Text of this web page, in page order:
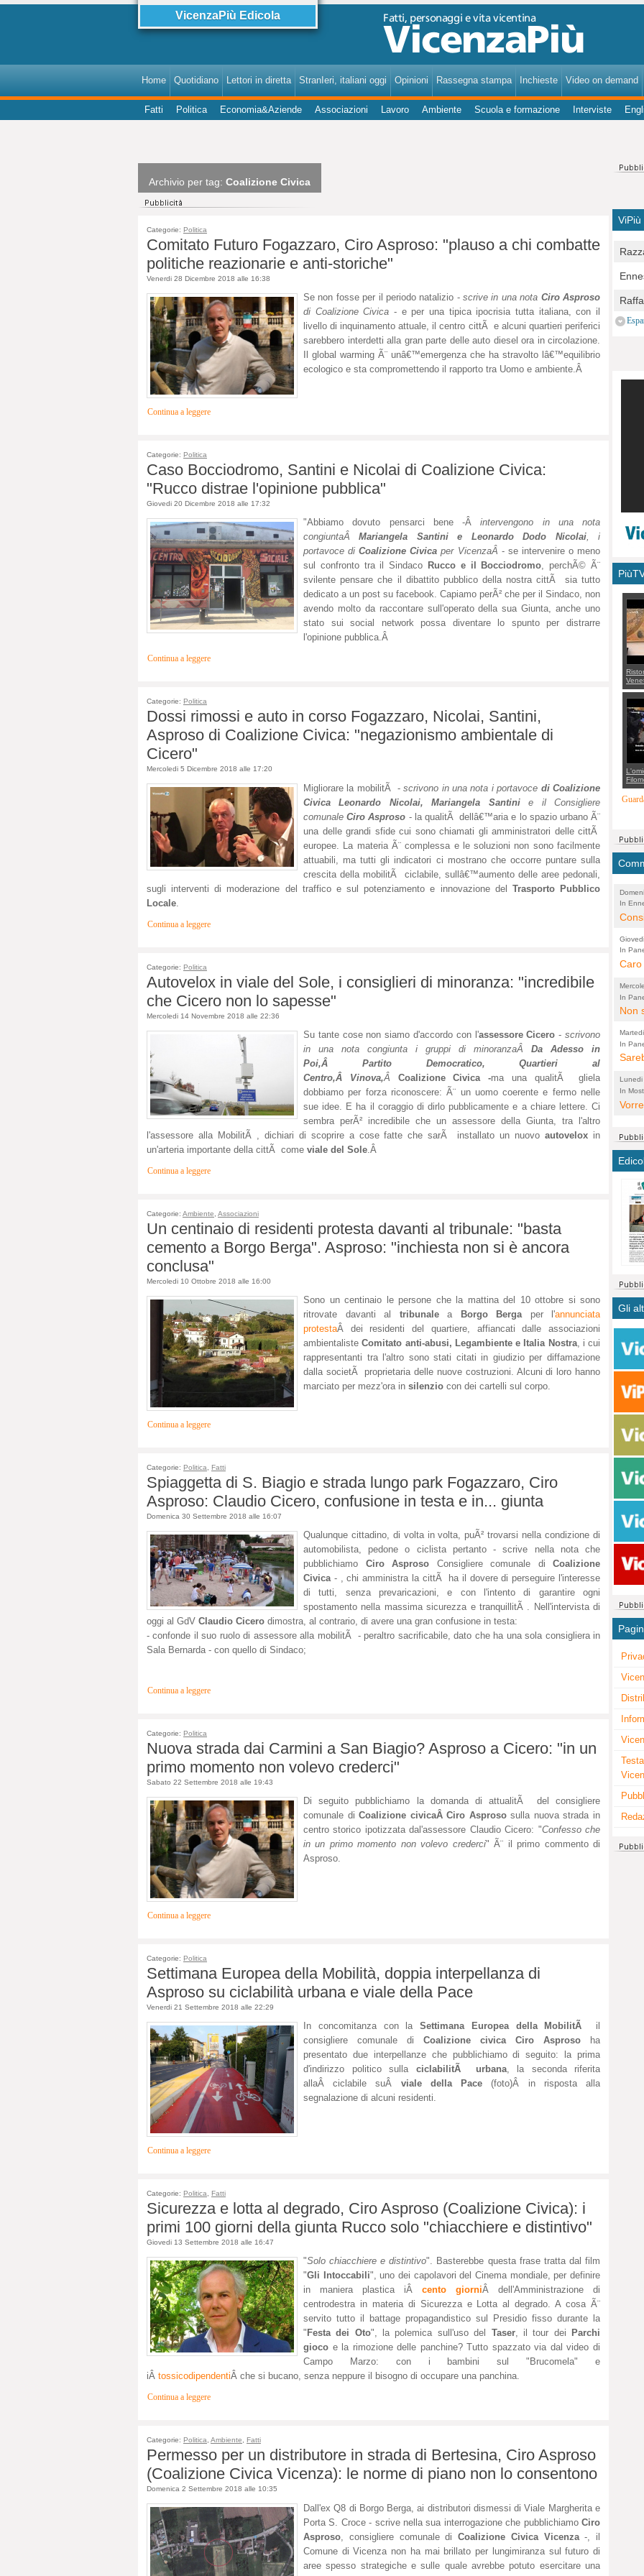
VicenzaPiù Edicola
Home Quotidiano Lettori in diretta StranIeri, italiani oggi Opinioni Rassegna stampa Inchieste Video on demand
Fatti Politica Economia&Aziende Associazioni Lavoro Ambiente Scuola e formazione Interviste
Archivio per tag: Coalizione Civica
Categorie: Politica
Comitato Futuro Fogazzaro, Ciro Asproso: "plauso a chi combatte
politiche reazionarie e anti-storiche"
Venerdi 28 Dicembre 2018 alle 16:38
Se non fosse per il periodo natalizio -scrive in una nota Ciro Asproso
di Coalizione Civica - e per una tipica ipocrisia tutta italiana, con il
livello di inquinamento attuale, il centro cittÃ e alcuni quartieri periferici
sarebbero interdetti alla gran parte delle auto diesel ora in circolazione.
Il global warming Ã¨ unâ€™emergenza che ha stravolto lâ€™equilibrio
ecologico e sta compromettendo il rapporto tra Uomo e ambiente.Â
Continua a leggere
Categorie: Politica
Caso Bocciodromo, Santini e Nicolai di Coalizione Civica:
"Rucco distrae l'opinione pubblica"
Giovedi 20 Dicembre 2018 alle 17:32
"Abbiamo dovuto pensarci bene -Âintervengono in una nota
congiuntaÂMariangela Santini e Leonardo Dodo Nicolai, i
portavoce diCoalizione Civica per VicenzaÂ - se intervenire o meno
sul confronto tra il Sindaco Rucco e il Bocciodromo, perchÃ© Ã¨
svilente pensare che il dibattito pubblico della nostra cittÃ sia tutto
dedicato a un post su facebook. Capiamo perÃ² che per il Sindaco, non
avendo molto da raccontare sull'operato della sua Giunta, anche uno
stato sui social network possa diventare lo spunto per distrarre
l'opinione pubblica.Â
Continua a leggere
Categorie: Politica
Dossi rimossi e auto in corso Fogazzaro, Nicolai, Santini,
Asproso di Coalizione Civica: "negazionismo ambientale di
Cicero"
Mercoledi 5 Dicembre 2018 alle 17:20
Migliorare la mobilitÃ -scrivono in una nota i portavoce di Coalizione
Civica
Leonardo Nicolai, Mariangela Santinie il Consigliere
comunaleCiro Asproso - la qualitÃ dellâ€™aria e lo spazio urbano Ã¨
una delle grandi sfide cui sono chiamati gli amministratori delle cittÃ
europee. La materia Ã¨ complessa e le soluzioni non sono facilmente
attuabili, ma tutti gli indicatori ci mostrano che occorre puntare sulla
crescita della mobilitÃ ciclabile, sullâ€™aumento delle aree pedonali,
sugli interventi di moderazione del traffico e sul potenziamento e innovazione del Trasporto Pubblico
Locale.
Continua a leggere
Categorie: Politica
Autovelox in viale del Sole, i consiglieri di minoranza: "incredibile
che Cicero non lo sapesse"
Mercoledi 14 Novembre 2018 alle 22:36
Su tante cose non siamo d'accordo con l'assessore Cicero -scrivono
in una nota congiunta i gruppi di minoranzaÂ Da Adesso in
Poi,Â Partito Democratico, Quartieri al
Centro,Â Vinova,Â Coalizione Civica -ma una qualitÃ gliela
dobbiamo per forza riconoscere: Ã¨ un uomo coerente e fermo nelle
sue idee. E ha il coraggio di dirlo pubblicamente e a chiare lettere. Ci
sembra perÃ² incredibile che un assessore della Giunta, tra l'altro
l'assessore alla MobilitÃ , dichiari di scoprire a cose fatte che sarÃ installato un nuovoautovelox in
un'arteria importante della cittÃ come viale del Sole.Â
Continua a leggere
Categorie: Ambiente, Associazioni
Un centinaio di residenti protesta davanti al tribunale: "basta
cemento a Borgo Berga". Asproso: "inchiesta non si è ancora
conclusa"
Mercoledi 10 Ottobre 2018 alle 16:00
Sono un centinaio le persone che la mattina del 10 ottobre si sono
ritrovate davanti al tribunale a Borgo Bergaper l'annunciata
protestaÂ dei residenti del quartiere, affiancati dalle associazioni
ambientalisteComitato anti-abusi, Legambiente e Italia Nostra, i cui
rappresentanti tra l'altro sono stati citati in giudizio per diffamazione
dalla societÃ proprietaria delle nuove costruzioni. Alcuni di loro hanno
marciato per mezz'ora in silenzio con dei cartelli sul corpo.
Continua a leggere
Categorie: Politica, Fatti
Spiaggetta di S. Biagio e strada lungo park Fogazzaro, Ciro
Asproso: Claudio Cicero, confusione in testa e in... giunta
Domenica 30 Settembre 2018 alle 16:07
Qualunque cittadino, di volta in volta, puÃ² trovarsi nella condizione di
automobilista, pedone o ciclista pertanto - scrive nella nota che
pubblichiamo Ciro Asproso Consigliere comunale di Coalizione
Civica- , chi amministra la cittÃ ha il dovere di perseguire l'interesse
di tutti, senza prevaricazioni, e con l'intento di garantire ogni
spostamento nella massima sicurezza e tranquillitÃ . Nell'intervista di
oggi al GdV Claudio Cicero dimostra, al contrario, di avere una gran confusione in testa:
- confonde il suo ruolo di assessore alla mobilitÃ - peraltro sacrificabile, dato che ha una sola consigliera in
Sala Bernarda - con quello di Sindaco;
Continua a leggere
Categorie: Politica
Nuova strada dai Carmini a San Biagio? Asproso a Cicero: "in un
primo momento non volevo crederci"
Sabato 22 Settembre 2018 alle 19:43
Di seguito pubblichiamo la domanda di attualitÃ del consigliere
comunale diCoalizione civicaÂCiro Asprososulla nuova strada in
centro storico ipotizzata dal'assessore Claudio Cicero: "Confesso che
in un primo momento non volevo crederci" Ã¨ il primo commento di
Asproso.
Continua a leggere
Categorie: Politica
Settimana Europea della Mobilità, doppia interpellanza di
Asproso su ciclabilità urbana e viale della Pace
Venerdi 21 Settembre 2018 alle 22:29
In concomitanza con la Settimana Europea della MobilitÃ
il
consigliere comunale di Coalizione civica Ciro Asproso ha
presentato due interpellanze che pubblichiamo di seguito: la prima
d'indirizzo politico sulla ciclabilitÃ urbana, la seconda riferita
allaÂ ciclabile suÂ viale della Pace(foto)Â in risposta alla
segnalazione di alcuni residenti.
Continua a leggere
Categorie: Politica Fatti
Sicurezza e lotta al degrado, Ciro Asproso (Coalizione Civica): i
primi 100 giorni della giunta Rucco solo "chiacchiere e distintivo"
Giovedi 13 Settembre 2018 alle 16:47
"Solo chiacchiere e distintivo". Basterebbe questa frase tratta dal film
"Gli Intoccabili", uno dei capolavori del Cinema mondiale, per definire
in maniera plastica iÂ cento giorniÂ dell'Amministrazione di
centrodestra in materia di Sicurezza e Lotta al degrado. A cosa Ã¨
servito tutto il battage propagandistico sul Presidio fisso durante la
" Festa dei Oto", la polemica sull'uso del Taser, il tour dei
Parchi
gioco e la rimozione delle panchine? Tutto spazzato via dal video di
Campo Marzo: con i bambini sul "Brucomela" e
iÂ tossicodipendentiÂ che si bucano, senza neppure il bisogno di occupare una panchina.
Continua a leggere
Categorie: Politica Ambiente Fatti
Permesso per un distributore in strada di Bertesina, Ciro Asproso
(Coalizione Civica Vicenza): le norme di piano non lo consentono
Domenica 2 Settembre 2018 alle 10:35
Dall'ex Q8 di Borgo Berga, ai distributori dismessi di Viale Margherita e
Porta S. Croce - scrive nella sua interrogazione che pubblichiamo Ciro
Asproso, consigliere comunale di Coalizione Civica Vicenza-, il
Comune di Vicenza non ha mai brillato per lungimiranza sul futuro di
aree spesso strategiche e sulle quale avrebbe potuto esercitare una
ViPiù
per
E
con
In
per
che
qui
PER
In
Caro
sono
(non
dal
Ora
la
ma
pace
fatto
In
Non
la
a
dei
In
città,
In
di
e
alta
Gli